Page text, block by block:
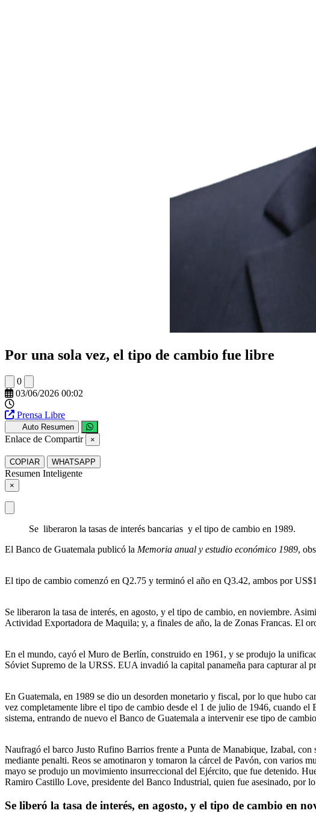
Por una sola vez, el tipo de cambio fue libre
0
03/06/2026 00:02
Prensa Libre
Auto Resumen
Enlace de Compartir ×
COPIAR WHATSAPP
Resumen Inteligente
×
Se liberaron la tasas de interés bancarias y el tipo de cambio en 1989.
El Banco de Guatemala publicó la Memoria anual y estudio económico 1989,
El tipo de cambio comenzó en Q2.75 y terminó el año en Q3.42, ambos por
Se liberaron la tasa de interés, en agosto, y el tipo de cambio, en noviembre.
Actividad Exportadora de Maquila; y, a finales de año, la de Zonas Francas. El
En el mundo, cayó el Muro de Berlín, construido en 1961, y se produjo la
Sóviet Supremo de la URSS. EUA invadió la capital panameña para capturar al
En Guatemala, en 1989 se dio un desorden monetario y fiscal, por lo que hubo
vez completamente libre el tipo de cambio desde el 1 de julio de 1946, cuando
sistema, entrando de nuevo el Banco de Guatemala a intervenir ese tipo de
Naufragó el barco Justo Rufino Barrios frente a Punta de Manabique, Izabal,
mediante penalti. Reos se amotinaron y tomaron la cárcel de Pavón, con varios
mayo se produjo un movimiento insurreccional del Ejército, que fue detenido.
Ramiro Castillo Love, presidente del Banco Industrial, quien fue asesinado, por
Se liberó la tasa de interés, en agosto, y el tipo de cambio en